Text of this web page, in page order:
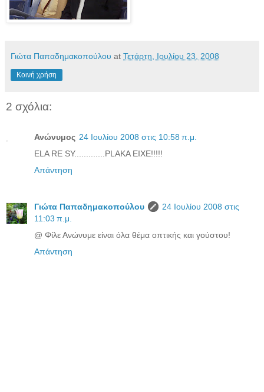
Γιώτα Παπαδημακοπούλου at Τετάρτη, Ιουλίου 23, 2008
Κοινή χρήση
2 σχόλια:
Ανώνυμος 24 Ιουλίου 2008 στις 10:58 π.μ.
ELA RE SY.............PLAKA EIXE!!!!!
Απάντηση
Γιώτα Παπαδημακοπούλου
24 Ιουλίου 2008 στις
11:03 π.μ.
@ Φίλε Ανώνυμε είναι όλα θέμα οπτικής και γούστου!
Απάντηση